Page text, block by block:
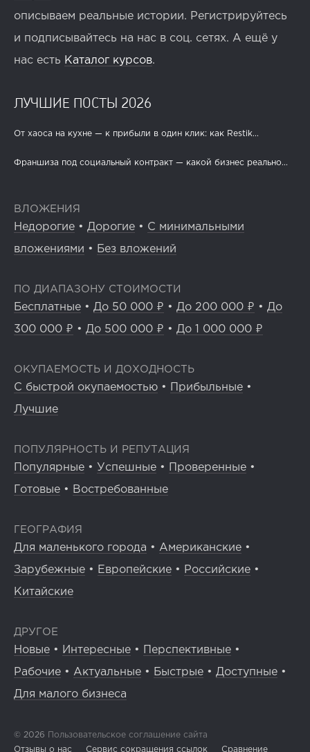
описываем реальные истории. Регистрируйтесь
и подписывайтесь на нас в соц. сетях. А ещё у
нас есть Каталог курсов.
ЛУЧШИЕ ПОСТЫ 2026
От хаоса на кухне — к прибыли в один клик: как Restik...
Франшиза под социальный контракт — какой бизнес реально...
ВЛОЖЕНИЯ
Недорогие • Дорогие • С минимальными
вложениями • Без вложений
ПО ДИАПАЗОНУ СТОИМОСТИ
Бесплатные • До 50 000 ₽ • До 200 000 ₽ • До
300 000 ₽ • До 500 000 ₽ • До 1 000 000 ₽
ОКУПАЕМОСТЬ И ДОХОДНОСТЬ
С быстрой окупаемостью • Прибыльные •
Лучшие
ПОПУЛЯРНОСТЬ И РЕПУТАЦИЯ
Популярные • Успешные • Проверенные •
Готовые • Востребованные
ГЕОГРАФИЯ
Для маленького города • Американские •
Зарубежные • Европейские • Российские •
Китайские
ДРУГОЕ
Новые • Интересные • Перспективные •
Рабочие • Актуальные • Быстрые • Доступные •
Для малого бизнеса
© 2026 Пользовательское соглашение сайта
Отзывы о нас
Сервис сокращения ссылок Сравнение